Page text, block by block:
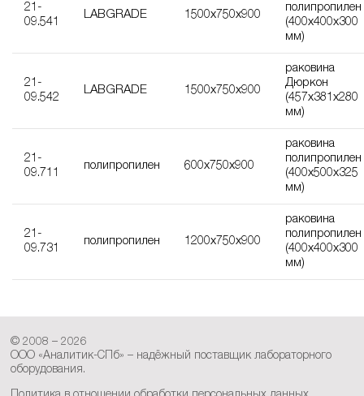
21-
09.541
LABGRADE 1500х750х900
полипропилен
(400х400х300
мм)
21-
09.542
LABGRADE 1500х750х900
раковина
Дюркон
(457х381х280
мм)
21-
09.711
полипропилен 600х750х900
раковина
полипропилен
(400х500х325
мм)
21-
09.731
полипропилен 1200х750х900
раковина
полипропилен
(400х400х300
мм)
© 2008 – 2026
ООО «Аналитик-СПб» – надёжный поставщик лабораторного
оборудования.